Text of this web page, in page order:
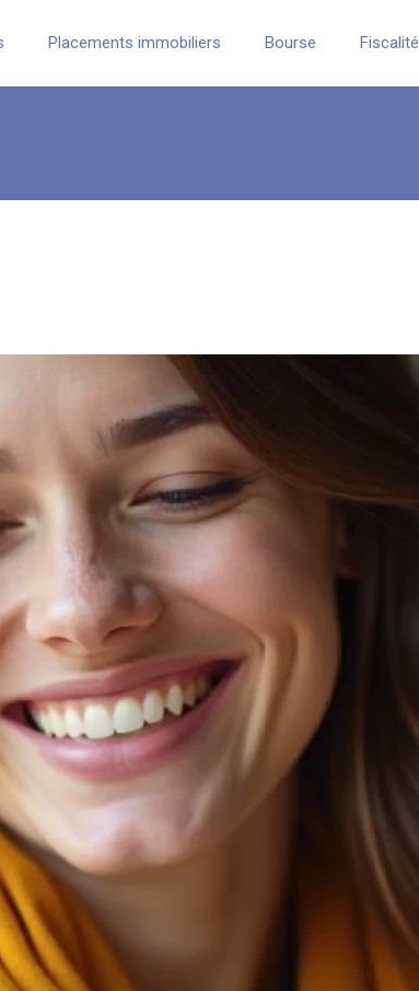
Placements immobiliers Bourse Fiscalité